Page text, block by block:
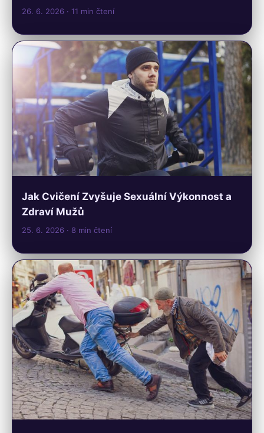
26. 6. 2026 · 11 min čtení
Jak Cvičení Zvyšuje Sexuální Výkonnost a
Zdraví Mužů
25. 6. 2026 · 8 min čtení